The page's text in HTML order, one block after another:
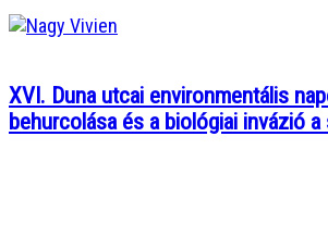
XVI. Duna utcai environmentális
behurcolása és a biológiai invázió